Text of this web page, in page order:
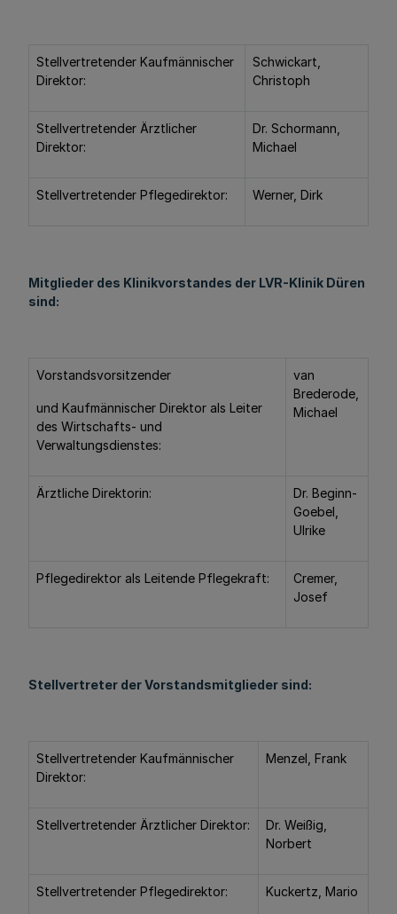
Stellvertretender Kaufmännischer
Direktor:
Schwickart,
Christoph
Stellvertretender Ärztlicher
Direktor:
Dr. Schormann,
Michael
Stellvertretender Pflegedirektor: Werner, Dirk
Mitglieder des Klinikvorstandes der LVR-Klinik Düren
sind:
Vorstandsvorsitzender
und Kaufmännischer Direktor als Leiter
des Wirtschafts- und
Verwaltungsdienstes:
van
Brederode,
Michael
Ärztliche Direktorin:
Dr. Beginn-
Goebel,
Ulrike
Pflegedirektor als Leitende Pflegekraft:
Cremer,
Josef
Stellvertreter der Vorstandsmitglieder sind:
Stellvertretender Kaufmännischer
Direktor:
Menzel, Frank
Stellvertretender Ärztlicher Direktor:
Dr. Weißig,
Norbert
Stellvertretender Pflegedirektor: Kuckertz, Mario